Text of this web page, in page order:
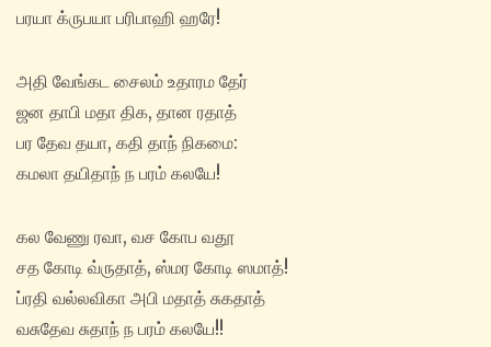
பரயா க்ருபயா பரிபாஹி ஹரே!
அதி வேங்கட சைலம் உதாரம தேர்
ஜன தாபி மதா திக, தான ரதாத்
பர தேவ தயா, கதி தாந் நிகமை:
கமலா தயிதாந் ந பரம் கலயே!
கல வேணு ரவா, வச கோப வதூ
சத கோடி வ்ருதாத், ஸ்மர கோடி ஸமாத்!
ப்ரதி வல்லவிகா அபி மதாத் சுகதாத்
வசுதேவ சுதாந் ந பரம் கலயே!!